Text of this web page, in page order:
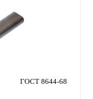
ГОСТ 8644-68